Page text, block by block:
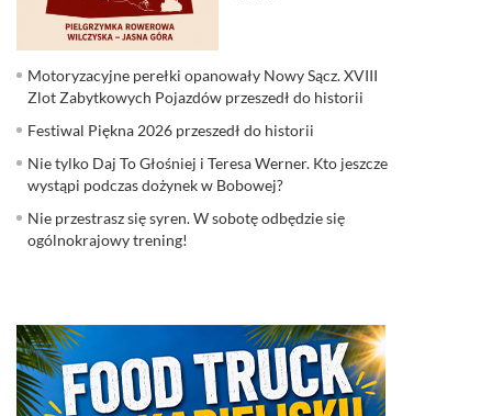
Motoryzacyjne perełki opanowały Nowy Sącz. XVIII
Zlot Zabytkowych Pojazdów przeszedł do historii
Festiwal Piękna 2026 przeszedł do historii
Nie tylko Daj To Głośniej i Teresa Werner. Kto jeszcze
wystąpi podczas dożynek w Bobowej?
Nie przestrasz się syren. W sobotę odbędzie się
ogólnokrajowy trening!